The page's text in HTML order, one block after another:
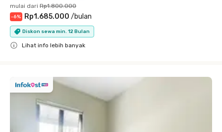
mulai dari Rp1.800.000
-6% Rp1.685.000 /bulan
Diskon sewa min. 12 Bulan
Lihat info lebih banyak